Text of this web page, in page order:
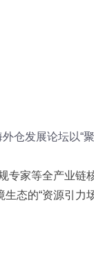
仓发展论坛以“聚
专家等全产业链
态的“资源引力场